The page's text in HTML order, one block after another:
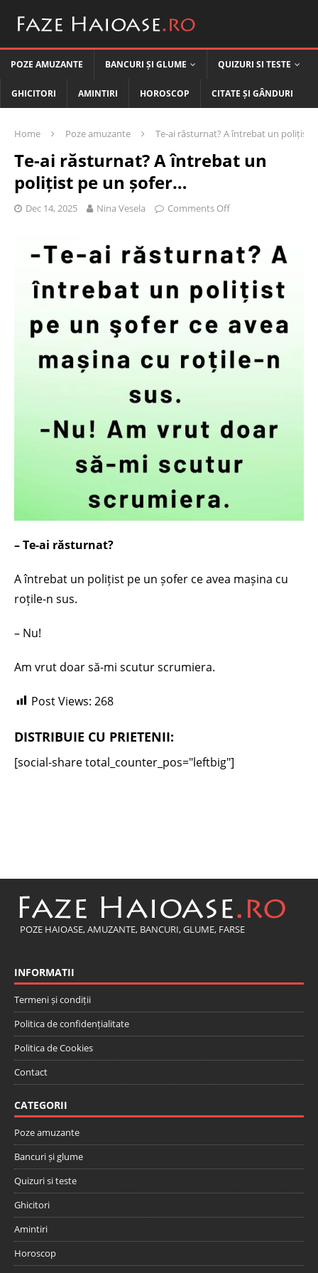
POZE AMUZANTE BANCURI ȘI GLUME QUIZURI SI TESTE
GHICITORI AMINTIRI HOROSCOP CITATE ȘI GÂNDURI
Home Poze amuzante Te-ai răsturnat? A întrebat un polițist
Te-ai răsturnat? A întrebat un
polițist pe un șofer…
Dec 14, 2025 Nina Vesela Comments Off
– Te-ai răsturnat?
A întrebat un polițist pe un șofer ce avea mașina cu
roțile-n sus.
– Nu!
Am vrut doar să-mi scutur scrumiera.
Post Views: 268
DISTRIBUIE CU PRIETENII:
[social-share total_counter_pos="leftbig"]
POZE HAIOASE, AMUZANTE, BANCURI, GLUME, FARSE
INFORMATII
Termeni și condiții
Politica de confidențialitate
Politica de Cookies
Contact
CATEGORII
Poze amuzante
Bancuri și glume
Quizuri si teste
Ghicitori
Amintiri
Horoscop